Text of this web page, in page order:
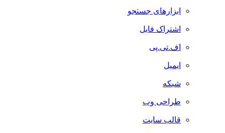
ابزارهای جستجو
اشتراک فایل
اف.تی.پی
ایمیل
شبکه
طراحی وب
قالب سایت